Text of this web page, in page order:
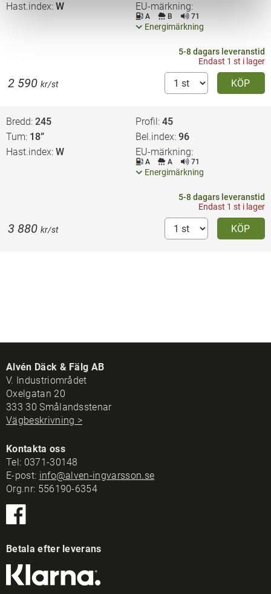
Hast.index W EU-märkning
A B 71
Energimärkning
5-8 dagars leveranstid
Endast 1 st i lager
KÖP
2 590 kr/st
Bredd 245 Profil 45
Tum 18” Bel.index 96
Hast.index W EU-märkning
A A 71
Energimärkning
5-8 dagars leveranstid
Endast 1 st i lager
KÖP
3 880 kr/st
Alvén Däck & Fälg AB
V. Industriområdet
Oxelgatan 20
333 30 Smålandsstenar
Vägbeskrivning >
Kontakta oss
Tel: 0371-30148
E-post: info@alven-ingvarsson.se
Org.nr: 556190-6354
Betala efter leverans